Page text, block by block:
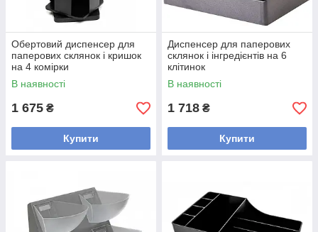
Обертовий диспенсер для
паперових склянок і кришок
на 4 комірки
В наявності
1 675 ₴
Купити
Диспенсер для паперових
склянок і інгредієнтів на 6
клітинок
В наявності
1 718 ₴
Купити